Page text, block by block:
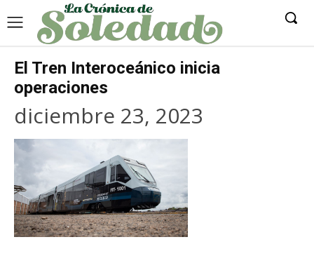
El Tren Interoceánico inicia
operaciones
diciembre 23, 2023